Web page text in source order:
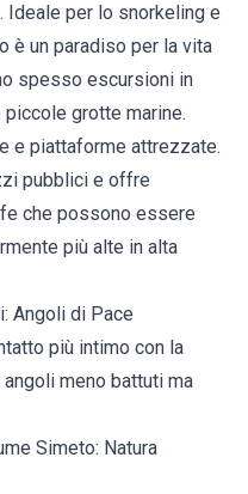
per lo snorkeling e
è un paradiso per la vita
spesso escursioni in
grotte marine.
e piattaforme attrezzate.
pubblici e offre
che possono essere
più alte in alta
Angoli di Pace
più intimo con la
meno battuti ma
Simeto: Natura